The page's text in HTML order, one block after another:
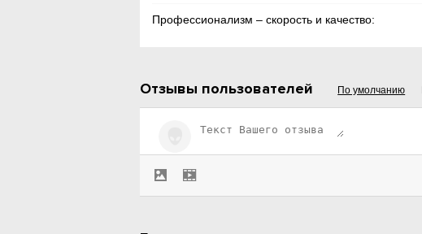
Профессионализм – скорость и качество:
Отзывы пользователей По умолчанию